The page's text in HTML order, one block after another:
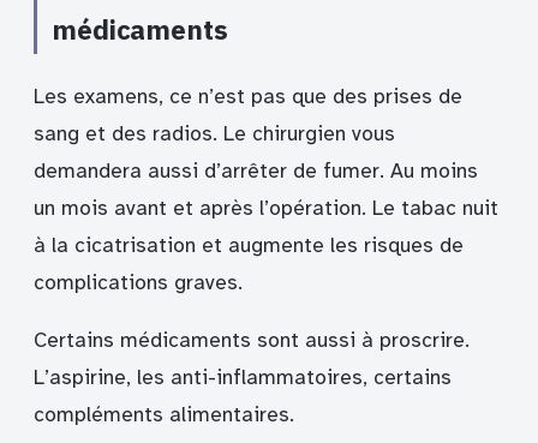
médicaments
Les examens, ce n’est pas que des prises de
sang et des radios. Le chirurgien vous
demandera aussi d’arrêter de fumer. Au moins
un mois avant et après l’opération. Le tabac nuit
à la cicatrisation et augmente les risques de
complications graves.
Certains médicaments sont aussi à proscrire.
L’aspirine, les anti-inflammatoires, certains
compléments alimentaires.